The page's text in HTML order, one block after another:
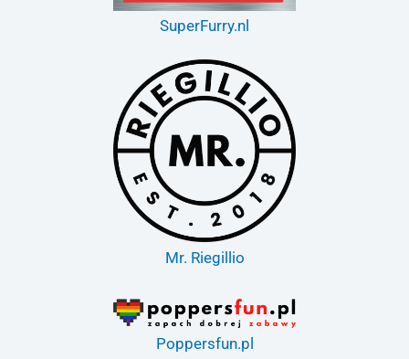
SuperFurry.nl
Mr. Riegillio
Poppersfun.pl